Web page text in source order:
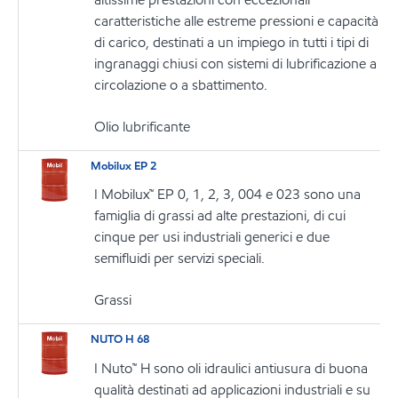
caratteristiche alle estreme pressioni e capacità
di carico, destinati a un impiego in tutti i tipi di
ingranaggi chiusi con sistemi di lubrificazione a
circolazione o a sbattimento.
Olio lubrificante
Mobilux EP 2
I Mobilux™ EP 0, 1, 2, 3, 004 e 023 sono una
famiglia di grassi ad alte prestazioni, di cui
cinque per usi industriali generici e due
semifluidi per servizi speciali.
Grassi
NUTO H 68
I Nuto™ H sono oli idraulici antiusura di buona
qualità destinati ad applicazioni industriali e su